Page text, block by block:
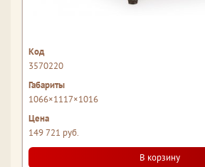
3570220
1066×1117×1016
149 721 руб.
В корзину